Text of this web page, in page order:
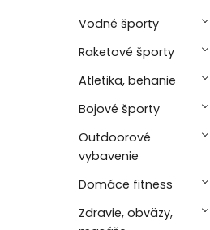
Vodné športy
Raketové športy
Atletika, behanie
Bojové športy
Outdoorové
vybavenie
Domáce fitness
Zdravie, obväzy,